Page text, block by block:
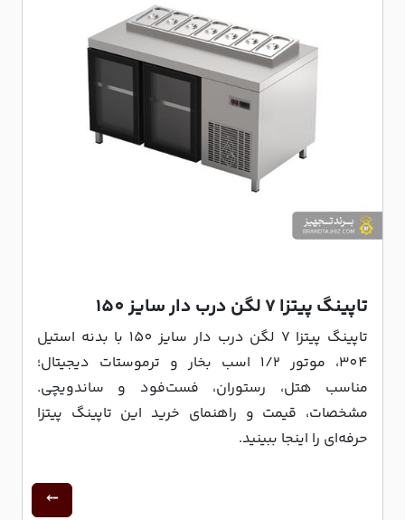
تاپینگ پیتزا 7 لگن درب دار سایز 150
تاپینگ پیتزا 7 لگن درب دار سایز 150 با بدنه استیل
304، موتور 1/2 اسب بخار و ترموستات دیجیتال؛
مناسب هتل، رستوران، فست‌فود و ساندویچی.
مشخصات، قیمت و راهنمای خرید این تاپینگ پیتزا
حرفه‌ای را اینجا ببینید.